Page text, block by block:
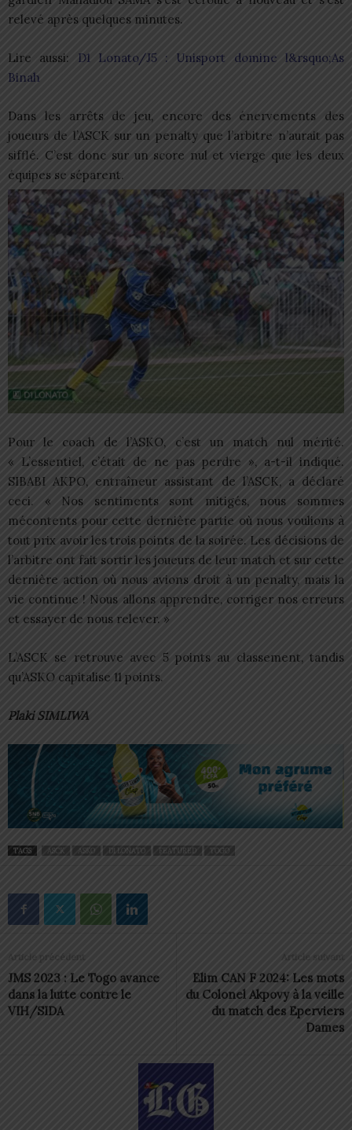
relevé après quelques minutes.
Lire aussi: D1 Lonato/J5 : Unisport domine l&rsquo;As
Binah
Dans les arrêts de jeu, encore des énervements des
joueurs de l’ASCK sur un penalty que l’arbitre n’aurait pas
sifflé. C’est donc sur un score nul et vierge que les deux
équipes se séparent.
Pour le coach de l’ASKO, c’est un match nul mérité.
« L’essentiel, c’était de ne pas perdre », a-t-il indiqué.
SIBABI AKPO, entraîneur assistant de l’ASCK, a déclaré
ceci. « Nos sentiments sont mitigés, nous sommes
mécontents pour cette dernière partie où nous voulions à
tout prix avoir les trois points de la soirée. Les décisions de
l’arbitre ont fait sortir les joueurs de leur match et sur cette
dernière action où nous avions droit à un penalty, mais la
vie continue ! Nous allons apprendre, corriger nos erreurs
et essayer de nous relever. »
L’ASCK se retrouve avec 5 points au classement, tandis
qu’ASKO capitalise 11 points.
Plaki SIMLIWA
TAGS ASCK ASKO D1 LONATO FEATURED TOGO
Article précédent
JMS 2023 : Le Togo avance
dans la lutte contre le
VIH/SIDA
Article suivant
Elim CAN F 2024: Les mots
du Colonel Akpovy à la veille
du match des Eperviers
Dames